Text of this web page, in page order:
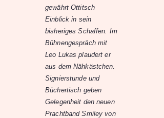
gewährt Ottitsch
Einblick in sein
bisheriges Schaffen. Im
Bühnengespräch mit
Leo Lukas plaudert er
aus dem Nähkästchen.
Signierstunde und
Büchertisch geben
Gelegenheit den neuen
Prachtband Smiley von